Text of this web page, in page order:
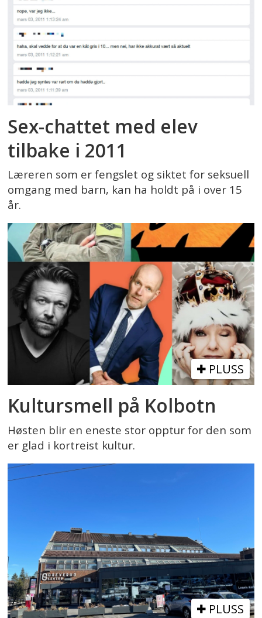
Sex-chattet med elev
tilbake i 2011
Læreren som er fengslet og siktet for seksuell
omgang med barn, kan ha holdt på i over 15
år.
PLUSS
Kultursmell på Kolbotn
Høsten blir en eneste stor opptur for den som
er glad i kortreist kultur.
PLUSS